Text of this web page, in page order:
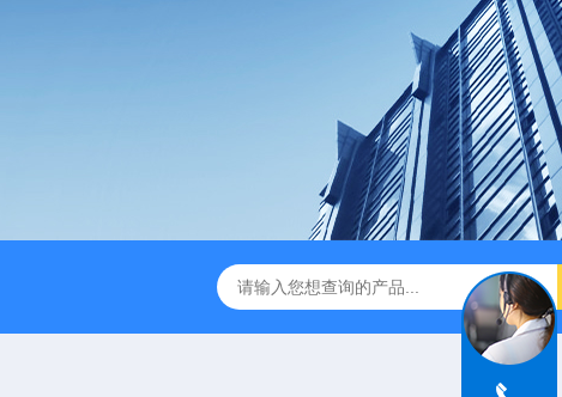
力测试仪YBB00332002 金属箔片摆锤冲击测定仪 纸箱抗